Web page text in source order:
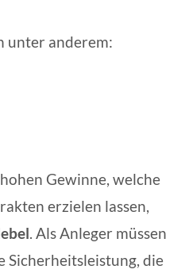
unter anderem:
Gewinne, welche
erzielen lassen,
. Als Anleger müssen
Sicherheitsleistung, die